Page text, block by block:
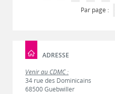
Par page :
ADRESSE
Venir au CDMC :
34 rue des Dominicains
68500 Guebwiller